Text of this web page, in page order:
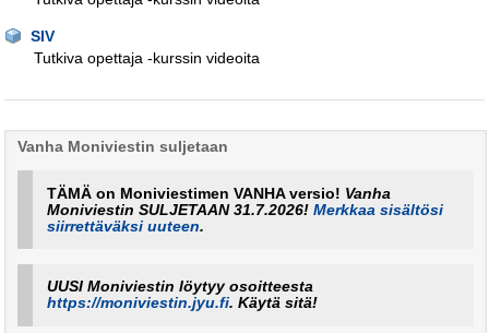
SIV
Tutkiva opettaja -kurssin videoita
Vanha Moniviestin suljetaan
TÄMÄ on Moniviestimen VANHA versio! Vanha
Moniviestin SULJETAAN 31.7.2026!Merkkaa sisältösi
siirrettäväksi uuteen.
UUSI Moniviestin löytyy osoitteesta
https://moniviestin.jyu.fi. Käytä sitä!